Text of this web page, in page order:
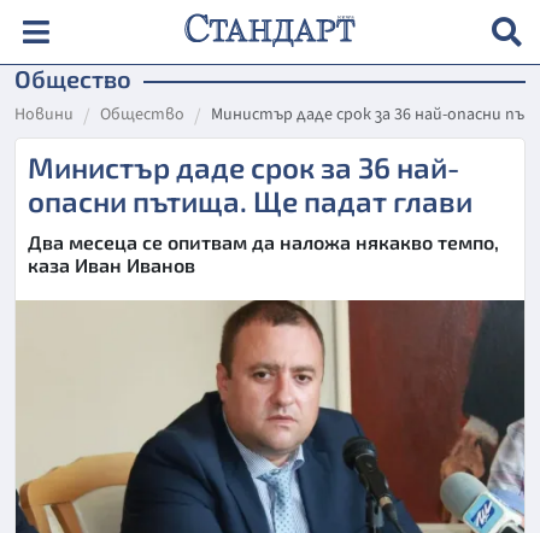
Общество
Новини Общество Министър даде срок за 36 най-опасни
Министър даде срок за 36 най-
опасни пътища. Ще падат глави
Два месеца се опитвам да наложа някакво темпо,
каза Иван Иванов